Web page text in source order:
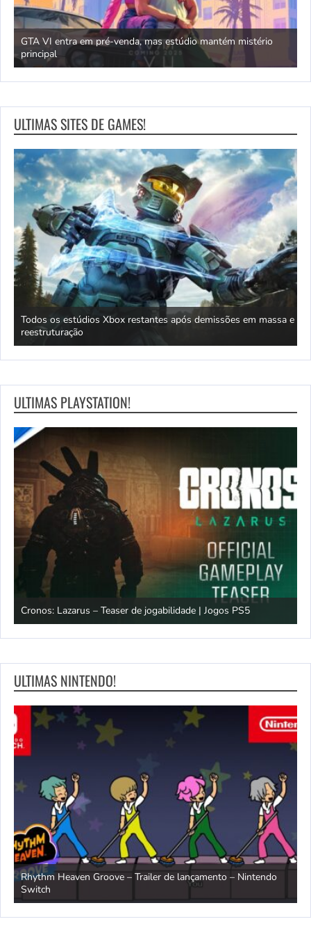
GTA VI entra em pré-venda, mas estúdio mantém mistério
principal
ULTIMAS SITES DE GAMES!
Todos os estúdios Xbox restantes após demissões em massa e
reestruturação
ULTIMAS PLAYSTATION!
Cronos: Lazarus – Teaser de jogabilidade | Jogos PS5
ULTIMAS NINTENDO!
Rhythm Heaven Groove – Trailer de lançamento – Nintendo
Switch